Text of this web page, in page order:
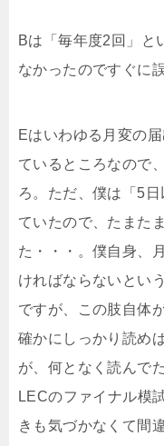
Bは「毎年度2回」と
なかったのですぐに
Eはいわゆる月変の
ているところなので
ろ。ただ、僕は「5
ていたので、たまた
た・・・。僕自身、
ければならないとい
ですが、この肢自体
確かにしっかり読め
が、何となく読んで
LECのファイナル模
きも気づかなくて間